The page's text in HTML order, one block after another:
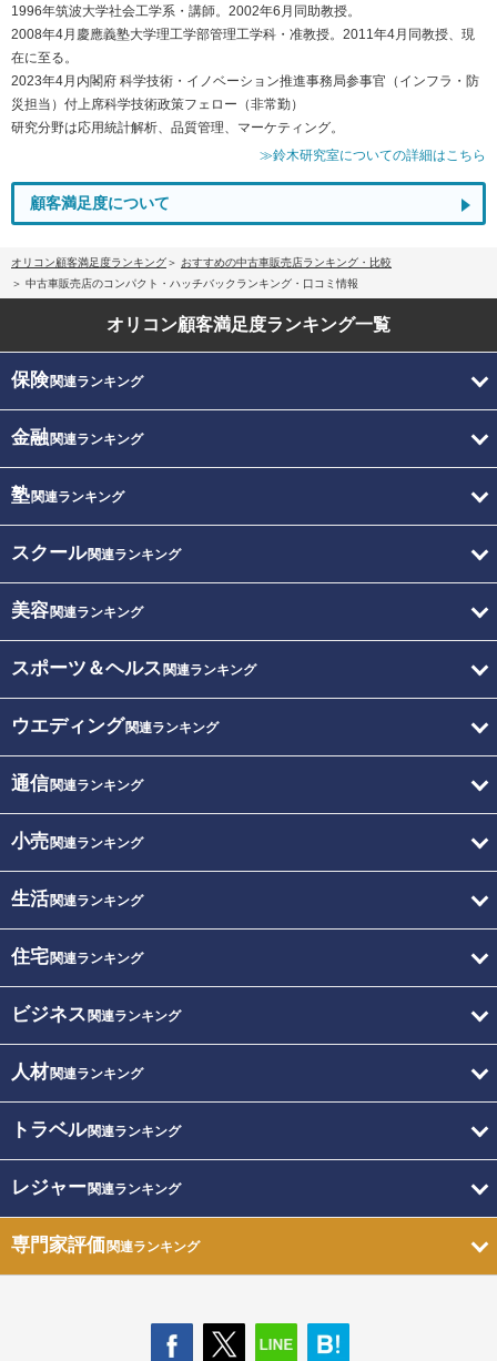
1996年筑波大学社会工学系・講師。2002年6月同助教授。
2008年4月慶應義塾大学理工学部管理工学科・准教授。2011年4月同教授、現
在に至る。
2023年4月内閣府 科学技術・イノベーション推進事務局参事官（インフラ・防
災担当）付上席科学技術政策フェロー（非常勤）
研究分野は応用統計解析、品質管理、マーケティング。
≫鈴木研究室についての詳細はこちら
顧客満足度について
オリコン顧客満足度ランキング
おすすめの中古車販売店ランキング・比較
中古車販売店のコンパクト・ハッチバックランキング・口コミ情報
オリコン顧客満足度ランキング一覧
保険関連ランキング
金融関連ランキング
塾関連ランキング
スクール関連ランキング
美容関連ランキング
スポーツ＆ヘルス 関連ランキング
ウエディング関連ランキング
通信関連ランキング
小売関連ランキング
生活関連ランキング
住宅関連ランキング
ビジネス 関連ランキング
人材関連ランキング
トラベル関連ランキング
レジャー関連ランキング
専門家評価関連ランキング